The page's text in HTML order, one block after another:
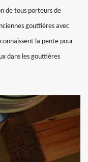
de tous porteurs de
gouttières avec
la pente pour
dans les gouttières